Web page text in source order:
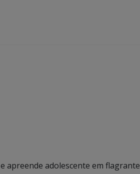
apreende adolescente em flagrante